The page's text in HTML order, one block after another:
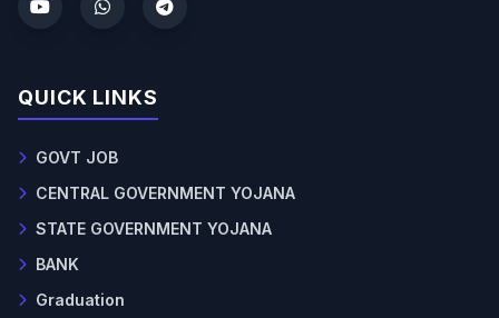
QUICK LINKS
GOVT JOB
CENTRAL GOVERNMENT YOJANA
STATE GOVERNMENT YOJANA
BANK
Graduation